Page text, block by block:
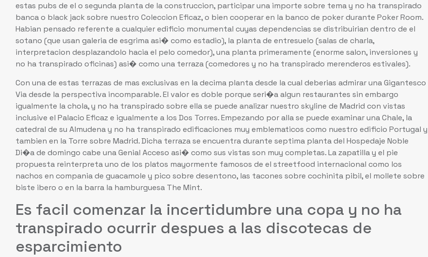
estas pubs de el o segunda planta de la construccion, participar una importe sobre tema y no ha transpirado
banca o black jack sobre nuestro Coleccion Eficaz, o bien cooperar en la banco de poker durante Poker Room.
Habian pensado referente a cualquier edificio monumental cuyas dependencias se distribuirian dentro de el
sotano (que usan galeria de esgrima asi� como estadio), la planta de entresuelo (salas de charla,
interpretacion desplazandolo hacia el pelo comedor), una planta primeramente (enorme salon, inversiones y
no ha transpirado oficinas) asi� como una terraza (comedores y no ha transpirado merenderos estivales).
Con una de estas terrazas de mas exclusivas en la decima planta desde la cual deberias admirar una Gigantesco
Via desde la perspectiva incomparable. El valor es doble porque seri�a algun restaurantes sin embargo
igualmente la chola, y no ha transpirado sobre ella se puede analizar nuestro skyline de Madrid con vistas
inclusive el Palacio Eficaz e igualmente a los Dos Torres. Empezando por alla se puede examinar una Chale, la
catedral de su Almudena y no ha transpirado edificaciones muy emblematicos como nuestro edificio Portugal y
tambien en la Torre sobre Madrid. Dicha terraza se encuentra durante septima planta del Hospedaje Noble
Di�a de domingo cabe una Genial Acceso asi� como sus vistas son muy completas. La zapatilla y el pie
propuesta reinterpreta uno de los platos mayormente famosos de el streetfood internacional como los
nachos en compania de guacamole y pico sobre desentono, las tacones sobre cochinita pibil, el mollete sobre
biste ibero o en la barra la hamburguesa The Mint.
Es facil comenzar la incertidumbre una copa y no ha
transpirado ocurrir despues a las discotecas de
esparcimiento